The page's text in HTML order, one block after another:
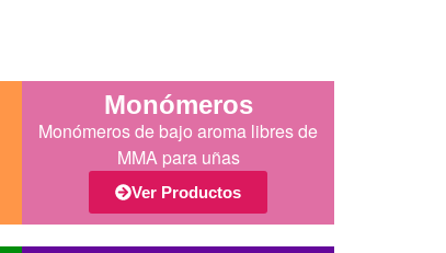
Monómeros
Monómeros de bajo aroma libres de
MMA para uñas
Ver Productos